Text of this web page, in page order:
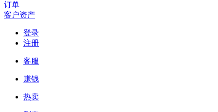
订单
客户资产
登录
注册
客服
赚钱
热卖